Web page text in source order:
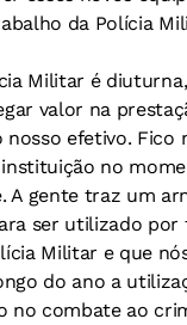
da Polícia
Militar é
valor na
efetivo. Fico
no
A gente traz um
ser utilizado por
Militar e que
do ano a
no combate ao